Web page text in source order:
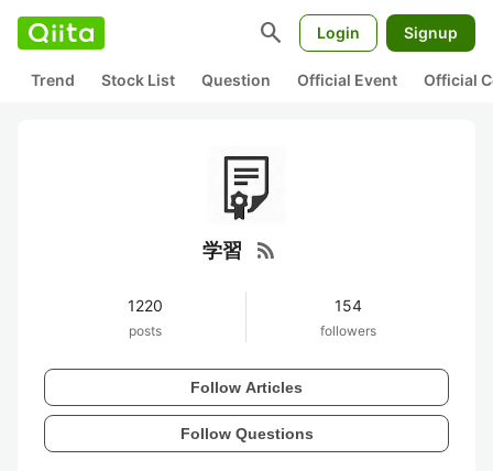
search Login Signup
Trend Stock List Question Official Event Official
学習 rss_feed
1220
posts
154
followers
Follow Articles
Follow Questions